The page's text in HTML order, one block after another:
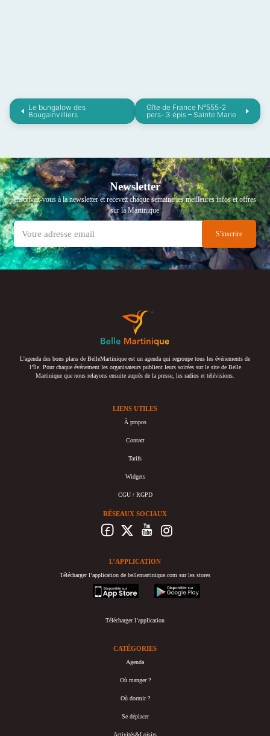
Le bungalow des
Bougainvilliers
Gîte de France N°555-2
pers- 3 épis – Sainte Marie
Newsletter
Inscrivez-vous à la newsletter et recevez chaque semaine les meilleures infos et offres
sur la Martinique
L’agenda des bons plans de BelleMartinique est un agenda qui regroupe tous les événements de
l’île. Pour chaque événement les organisateurs publient leurs soirées sur le site de Belle
Martinique que nous relayons ensuite auprès de la presse, les radios et télévisions.
LIENS UTILES
À propos
Contact
Tarifs
Widgets
CGU / RGPD
RÉSEAUX SOCIAUX
L’APPLICATION
Télécharger l’application de bellemartinique.com sur les stores
appstore
googleplay
Télécharger l’application
CATÉGORIES
Agenda
Où manger ?
Où dormir ?
Se déplacer